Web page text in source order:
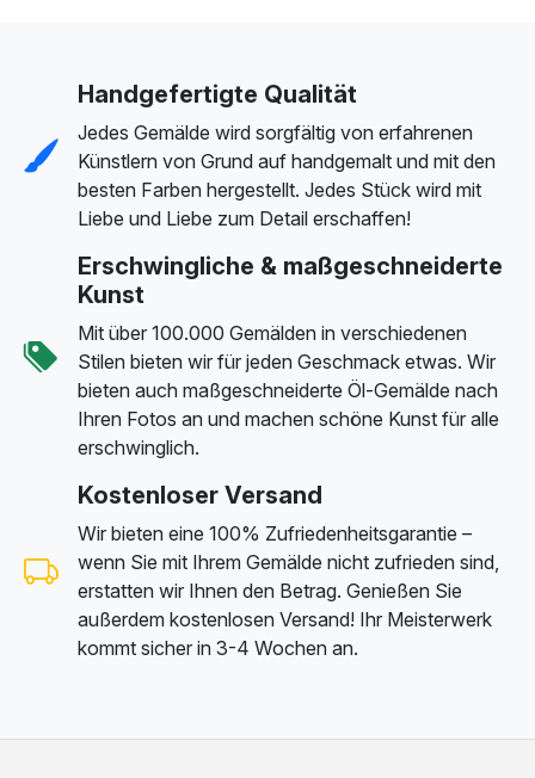
Handgefertigte Qualität
Jedes Gemälde wird sorgfältig von erfahrenen
Künstlern von Grund auf handgemalt und mit den
besten Farben hergestellt. Jedes Stück wird mit
Liebe und Liebe zum Detail erschaffen!
Erschwingliche & maßgeschneiderte
Kunst
Mit über 100.000 Gemälden in verschiedenen
Stilen bieten wir für jeden Geschmack etwas. Wir
bieten auch maßgeschneiderte Öl-Gemälde nach
Ihren Fotos an und machen schöne Kunst für alle
erschwinglich.
Kostenloser Versand
Wir bieten eine 100% Zufriedenheitsgarantie –
wenn Sie mit Ihrem Gemälde nicht zufrieden sind,
erstatten wir Ihnen den Betrag. Genießen Sie
außerdem kostenlosen Versand! Ihr Meisterwerk
kommt sicher in 3-4 Wochen an.